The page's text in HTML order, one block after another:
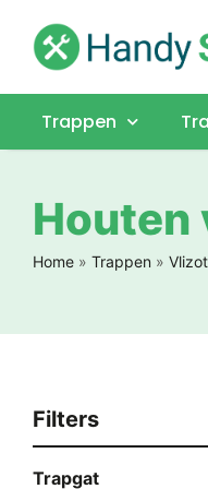
Trappen
Houten
Home » Trappen »
Filters
Trapgat